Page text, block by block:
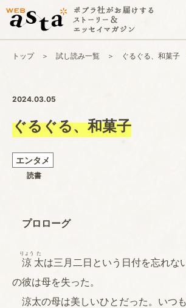
トップ 試し読み一覧 ぐるぐる、和菓子
2024.03.05
ぐるぐる、和菓子
エンタメ
読書
プロローグ
涼
りょう
太
た
は三月二日という日付を忘れな
の彼は母を失った。
涼太の母は美しいひとだった。いつ